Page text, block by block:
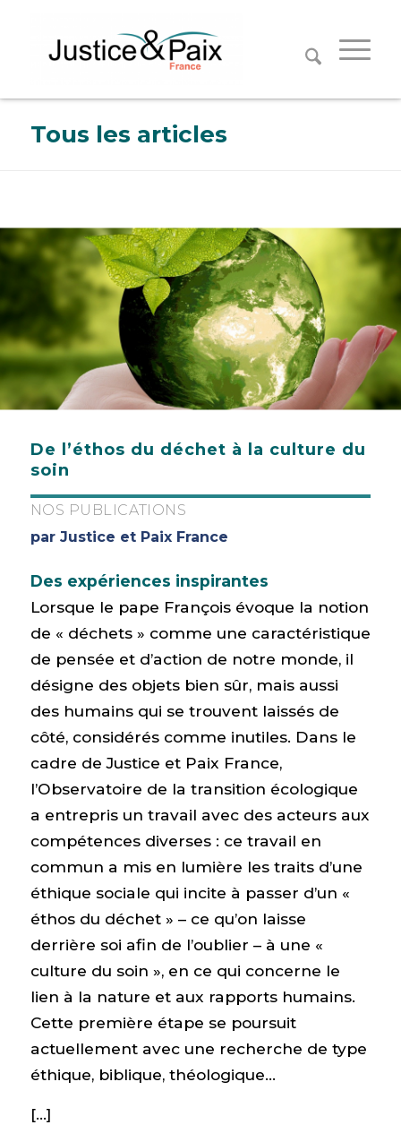
Tous les articles
De l’éthos du déchet à la culture du
soin
NOS PUBLICATIONS
par Justice et Paix France
Des expériences inspirantes
Lorsque le pape François évoque la notion
de « déchets » comme une caractéristique
de pensée et d’action de notre monde, il
désigne des objets bien sûr, mais aussi
des humains qui se trouvent laissés de
côté, considérés comme inutiles. Dans le
cadre de Justice et Paix France,
l’Observatoire de la transition écologique
a entrepris un travail avec des acteurs aux
compétences diverses : ce travail en
commun a mis en lumière les traits d’une
éthique sociale qui incite à passer d’un «
éthos du déchet » – ce qu’on laisse
derrière soi afin de l’oublier – à une «
culture du soin », en ce qui concerne le
lien à la nature et aux rapports humains.
Cette première étape se poursuit
actuellement avec une recherche de type
éthique, biblique, théologique…
[…]